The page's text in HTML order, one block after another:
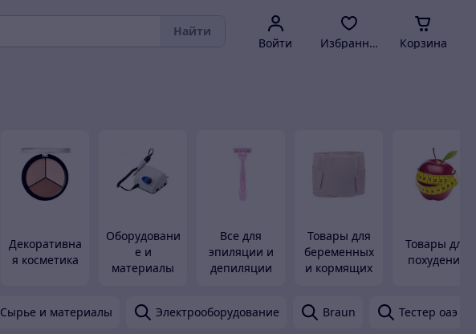
Найти
Войти Избранное Корзина
Декоративна
я косметика
Оборудовани
е и
материалы
педикюра
Все для
эпиляции и
депиляции
Товары для
беременных
и кормящих
Товары для
похудения
Сырье и материалы Электрооборудование Braun Тестер оаэ